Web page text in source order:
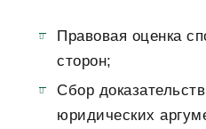
Правовая оценка
сторон;
Сбор
юридических